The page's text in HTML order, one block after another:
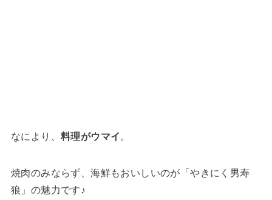
なにより、 料理がウマイ 。
焼肉のみならず、海鮮もおいしいのが「やきにく男寿
狼」の魅力です♪